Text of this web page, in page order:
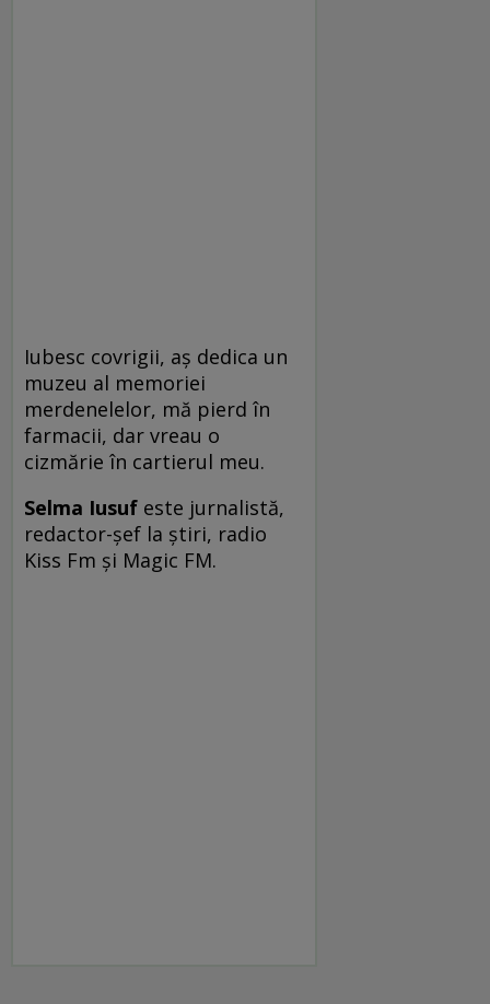
Iubesc covrigii, aş dedica un
muzeu al memoriei
merdenelelor, mă pierd în
farmacii, dar vreau o
cizmărie în cartierul meu.
Selma Iusuf este jurnalistă,
redactor-şef la ştiri, radio
Kiss Fm şi Magic FM.